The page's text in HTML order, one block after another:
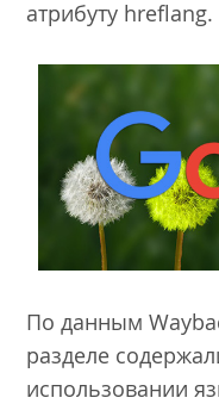
атрибуту hreflang.
По данным
разделе
использовании